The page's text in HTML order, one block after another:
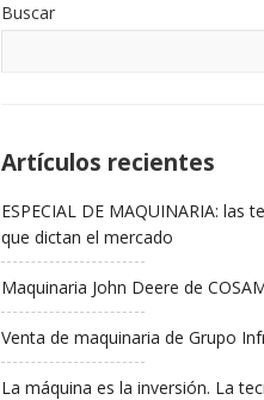
De
La
Buscar
Artículos recientes
ESPECIAL DE MAQUINARIA: las
que dictan el mercado
Maquinaria John Deere de
Venta de maquinaria de Grupo
La máquina es la inversión. La